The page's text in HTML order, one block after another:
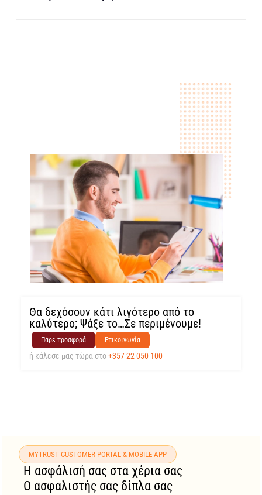
Θα δεχόσουν κάτι λιγότερο από το
καλύτερο; Ψάξε το…Σε περιμένουμε!
Πάρε προσφορά Επικοινωνία
ή κάλεσε μας τώρα στο+357 22 050 100
MYTRUST CUSTOMER PORTAL & MOBILE APP
Η ασφάλισή σας στα χέρια σας
Ο ασφαλιστής σας δίπλα σας